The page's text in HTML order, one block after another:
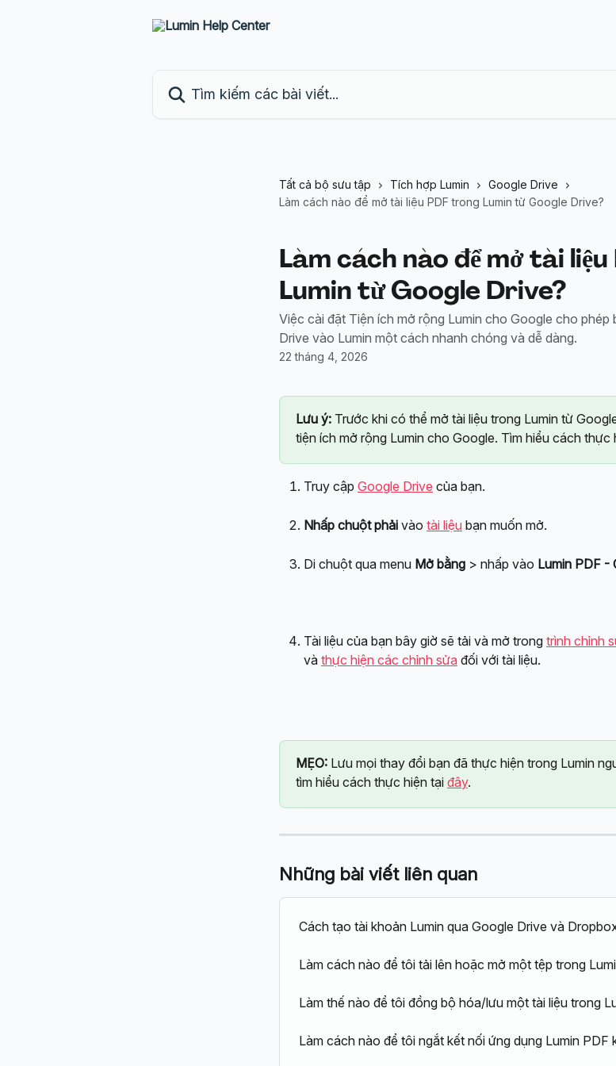
Tất cả bộ sưu tập Tích hợp Lumin
Google Drive
Làm cách nào để mở tài liệu PDF trong Lumin từ Google Drive?
Làm cách nào để mở tài
Lumin từ Google Drive?
Việc cài đặt Tiện ích mở rộng Lumin cho Google cho phép
Drive vào Lumin một cách nhanh chóng và dễ dàng.
22 tháng 4, 2026
Lưu ý: Trước khi có thể mở tài liệu trong Lumin từ
tiện ích mở rộng Lumin cho Google. Tìm hiểu cách thực
Truy cập Google Drive của bạn.
Nhấp chuột phải vào tài liệu bạn muốn mở.
Di chuột qua menu Mở bằng > nhấp vào Lumin PDF -
Tài liệu của bạn bây giờ sẽ tải và mở trong trình chỉnh
và thực hiện các chỉnh sửa đối với tài liệu.
MẸO: Lưu mọi thay đổi bạn đã thực hiện trong Lumin
tìm hiểu cách thực hiện tại đây.
Những bài viết liên quan
Cách tạo tài khoản Lumin qua Google Drive và
Làm cách nào để tôi tải lên hoặc mở một tệp trong
Làm thế nào để tôi đồng bộ hóa/lưu một tài liệu trong
Làm cách nào để tôi ngắt kết nối ứng dụng Lumin PDF